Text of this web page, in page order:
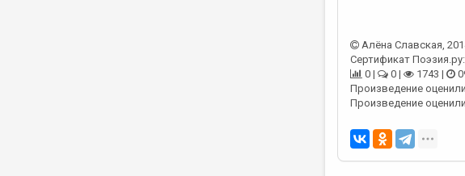
Алёна Славская,
Сертификат
0 |
0 | 1743 |
Произведение оценили
Произведение оценили